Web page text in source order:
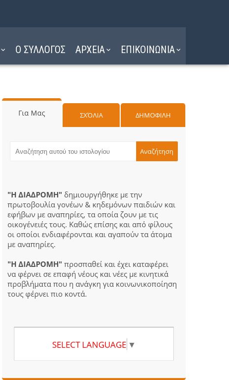
Ο ΣΥΛΛΟΓΟΣ ΑΡΧΕΙΑ ΕΠΙΚΟΙΝΩΝΙΑ
Για Μας ΣΧΌΛΙΑ ΔΗΜΟΦΙΛΗ
"Η ΔΙΑΔΡΟΜΗ" δημιουργήθηκε με την
πρωτοβουλία γονέων & κηδεμόνων παιδιών και
εφήβων με αναπηρίες, τα οποία ζουν με τις
οικογένειές τους. Καθώς επίσης και από φίλους
οι οποίοι ενδιαφέρονται και αγαπούν τα άτομα
με αναπηρίες.
"Η ΔΙΑΔΡΟΜΗ" προσπαθεί και έχει καταφέρει
να φέρνει σε επαφή νέους και νέες με κινητικά
προβλήματα που η ανάγκη για κοινωνικοποίηση
τους φέρνει πιο κοντά.
SELECT LANGUAGE ▼